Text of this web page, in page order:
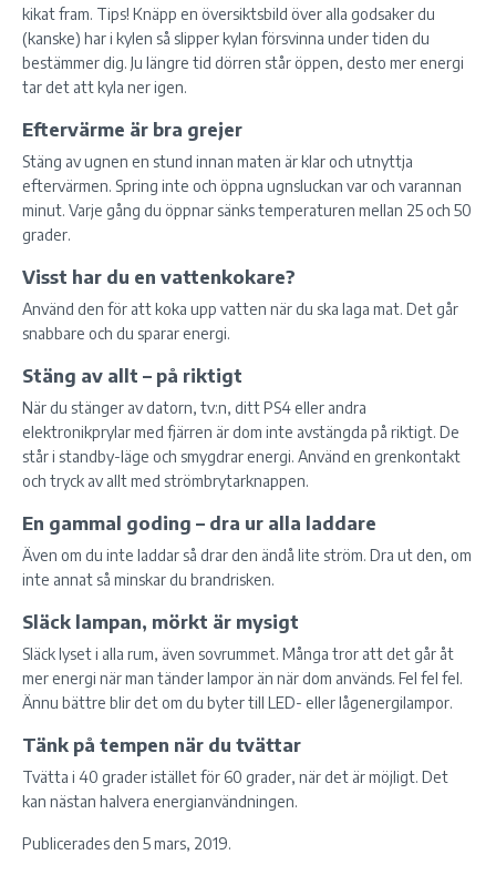
kikat fram. Tips! Knäpp en översiktsbild över alla godsaker du
(kanske) har i kylen så slipper kylan försvinna under tiden du
bestämmer dig. Ju längre tid dörren står öppen, desto mer energi
tar det att kyla ner igen.
Eftervärme är bra grejer
Stäng av ugnen en stund innan maten är klar och utnyttja
eftervärmen. Spring inte och öppna ugnsluckan var och varannan
minut. Varje gång du öppnar sänks temperaturen mellan 25 och 50
grader.
Visst har du en vattenkokare?
Använd den för att koka upp vatten när du ska laga mat. Det går
snabbare och du sparar energi.
Stäng av allt – på riktigt
När du stänger av datorn, tv:n, ditt PS4 eller andra
elektronikprylar med fjärren är dom inte avstängda på riktigt. De
står i standby-läge och smygdrar energi. Använd en grenkontakt
och tryck av allt med strömbrytarknappen.
En gammal goding – dra ur alla laddare
Även om du inte laddar så drar den ändå lite ström. Dra ut den, om
inte annat så minskar du brandrisken.
Släck lampan, mörkt är mysigt
Släck lyset i alla rum, även sovrummet. Många tror att det går åt
mer energi när man tänder lampor än när dom används. Fel fel fel.
Ännu bättre blir det om du byter till LED- eller lågenergilampor.
Tänk på tempen när du tvättar
Tvätta i 40 grader istället för 60 grader, när det är möjligt. Det
kan nästan halvera energianvändningen.
Publicerades den 5 mars, 2019.